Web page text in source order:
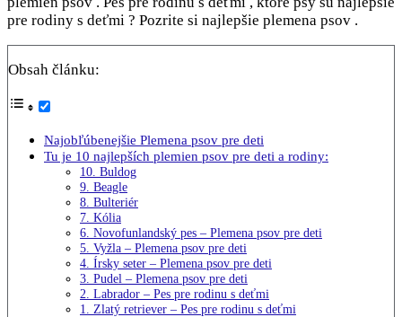
pre rodiny s deťmi ? Pozrite si najlepšie plemena psov .
Obsah článku:
Najobľúbenejšie Plemena psov pre deti
Tu je 10 najlepších plemien psov pre deti a rodiny:
10. Buldog
9. Beagle
8. Bulteriér
7. Kólia
6. Novofunlandský pes – Plemena psov pre deti
5. Vyžla – Plemena psov pre deti
4. Írsky seter – Plemena psov pre deti
3. Pudel – Plemena psov pre deti
2. Labrador – Pes pre rodinu s deťmi
1. Zlatý retriever – Pes pre rodinu s deťmi